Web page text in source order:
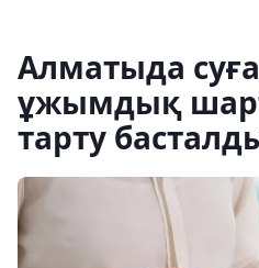
Алматыда
ұжымдық
тарту